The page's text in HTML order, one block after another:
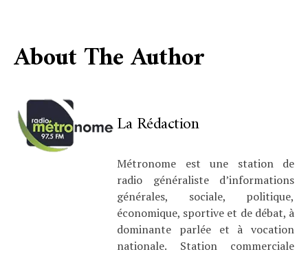
About The Author
La Rédaction
Métronome est une station de
radio généraliste d’informations
générales, sociale, politique,
économique, sportive et de débat, à
dominante parlée et à vocation
nationale. Station commerciale